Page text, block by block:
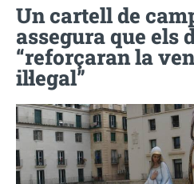
Un cartell de
assegura que els
“reforçaran la
il·legal”